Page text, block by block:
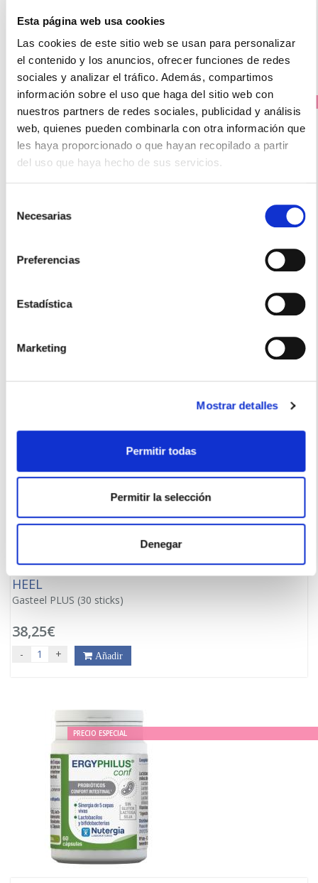
Esta página web usa cookies
Las cookies de este sitio web se usan para personalizar
el contenido y los anuncios, ofrecer funciones de redes
sociales y analizar el tráfico. Además, compartimos
información sobre el uso que haga del sitio web con
nuestros partners de redes sociales, publicidad y análisis
web, quienes pueden combinarla con otra información que
les haya proporcionado o que hayan recopilado a partir
del uso que haya hecho de sus servicios.
Necesarias
Preferencias
Estadística
Marketing
Mostrar detalles
Permitir todas
Permitir la selección
Denegar
ORDESA
- +
HEEL
Gasteel PLUS (30 sticks)
38,25€
- + Añadir
PRECIO ESPECIAL